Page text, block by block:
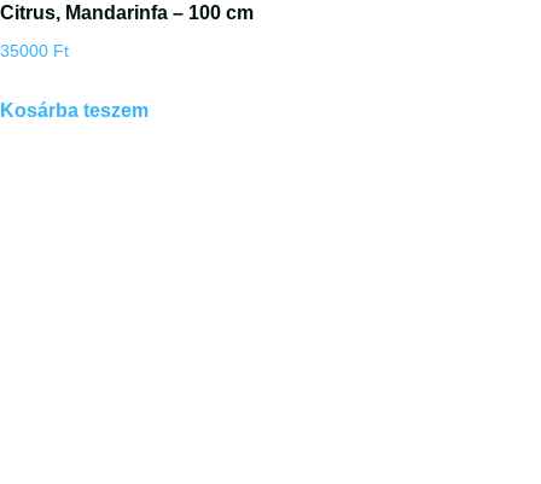
Citrus, Mandarinfa – 100 cm
35000 Ft
Kosárba teszem